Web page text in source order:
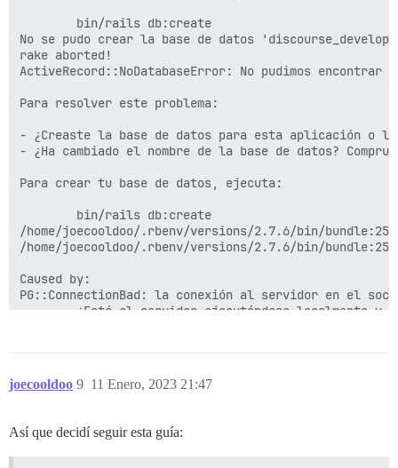
        bin/rails db:create
No se pudo crear la base de datos
rake aborted!
ActiveRecord::NoDatabaseError: No pudimos
Para resolver este problema:
- ¿Creaste la base de datos para esta aplicación o
- ¿Ha cambiado el nombre de la base de datos?
Para crear tu base de datos, ejecuta:
        bin/rails db:create
/home/joecooldoo/.rbenv/versions/2.7.6/bin/
/home/joecooldoo/.rbenv/versions/2.7.6/bin/
Caused by:
PG::ConnectionBad: la conexión al servidor en el
¿Está el servidor ejecutándose localmente y
joecooldoo 11 Enero, 2023 21:47
9
Así que decidí seguir esta guía: